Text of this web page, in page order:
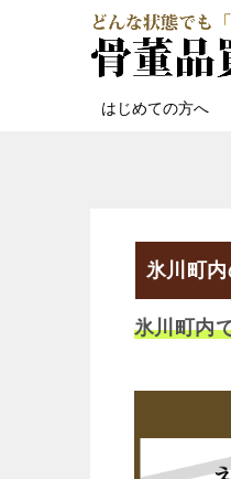
はじめての方へ
氷川町
氷川町内